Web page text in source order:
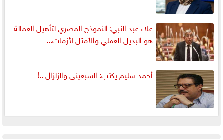
علاء عبد النبي: النموذج المصري لتأهيل العمالة
هو البديل العملي والأمثل لأزمات...
أحمد سليم يكتب: السبعينى والزلزال ..!